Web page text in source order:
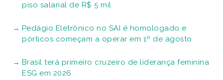
piso salarial de R$ 5 mil
Pedágio Eletrônico no SAI é homologado e
pórticos começam a operar em 1º de agosto
Brasil terá primeiro cruzeiro de liderança feminina
ESG em 2026